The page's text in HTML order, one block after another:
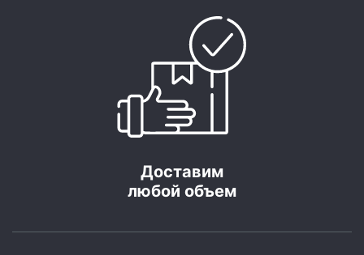
Доставим
любой объем